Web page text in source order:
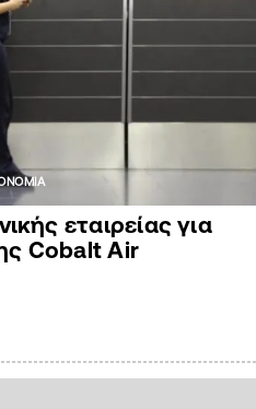
εταιρείας για
Cobalt Air